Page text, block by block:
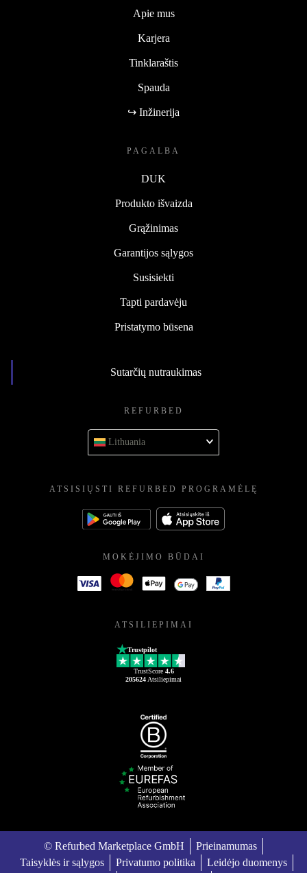
Apie mus
Karjera
Tinklaraštis
Spauda
↪ Inžinerija
PAGALBA
DUK
Produkto išvaizda
Grąžinimas
Garantijos sąlygos
Susisiekti
Tapti pardavėju
Pristatymo būsena
Sutarčių nutraukimas
REFURBED
Lithuania
ATSISIŲSTI REFURBED PROGRAMĖLĘ
MOKĖJIMO BŪDAI
ATSILIEPIMAI
Trustpilot
TrustScore 4.6
205624 Atsiliepimai
© Refurbed Marketplace GmbH
Prieinamumas
Taisyklės ir sąlygos
Privatumo politika Leidėjo duomenys